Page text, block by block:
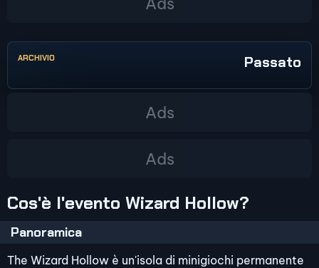
ARCHIVIO Passato
Cos'è l'evento Wizard Hollow?
Panoramica
The Wizard Hollow è un'isola di minigiochi permanente